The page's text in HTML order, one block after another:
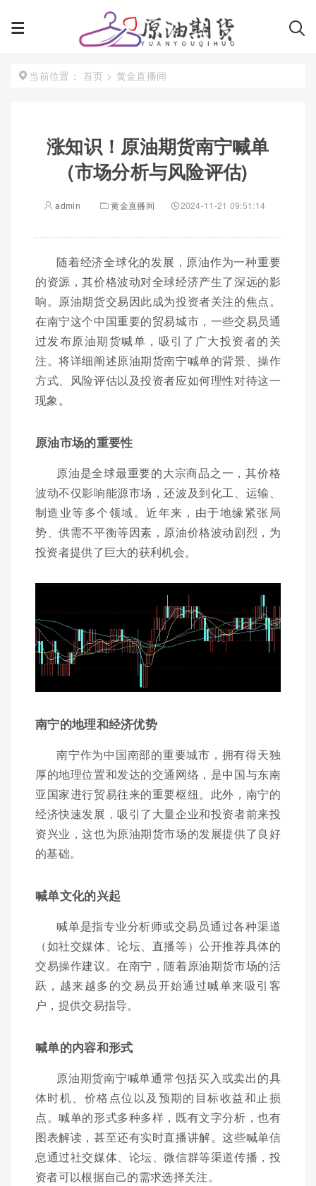
当前位置： 首页 > 黄金直播间
涨知识！原油期货南宁喊单
(市场分析与风险评估)
admin 黄金直播间 2024-11-21 09:51:14
随着经济全球化的发展，原油作为一种重要
的资源，其价格波动对全球经济产生了深远的影
响。原油期货交易因此成为投资者关注的焦点。
在南宁这个中国重要的贸易城市，一些交易员通
过发布原油期货喊单，吸引了广大投资者的关
注。将详细阐述原油期货南宁喊单的背景、操作
方式、风险评估以及投资者应如何理性对待这一
现象。
原油市场的重要性
原油是全球最重要的大宗商品之一，其价格
波动不仅影响能源市场，还波及到化工、运输、
制造业等多个领域。近年来，由于地缘紧张局
势、供需不平衡等因素，原油价格波动剧烈，为
投资者提供了巨大的获利机会。
南宁的地理和经济优势
南宁作为中国南部的重要城市，拥有得天独
厚的地理位置和发达的交通网络，是中国与东南
亚国家进行贸易往来的重要枢纽。此外，南宁的
经济快速发展，吸引了大量企业和投资者前来投
资兴业，这也为原油期货市场的发展提供了良好
的基础。
喊单文化的兴起
喊单是指专业分析师或交易员通过各种渠道
（如社交媒体、论坛、直播等）公开推荐具体的
交易操作建议。在南宁，随着原油期货市场的活
跃，越来越多的交易员开始通过喊单来吸引客
户，提供交易指导。
喊单的内容和形式
原油期货南宁喊单通常包括买入或卖出的具
体时机、价格点位以及预期的目标收益和止损
点。喊单的形式多种多样，既有文字分析，也有
图表解读，甚至还有实时直播讲解。这些喊单信
息通过社交媒体、论坛、微信群等渠道传播，投
资者可以根据自己的需求选择关注。